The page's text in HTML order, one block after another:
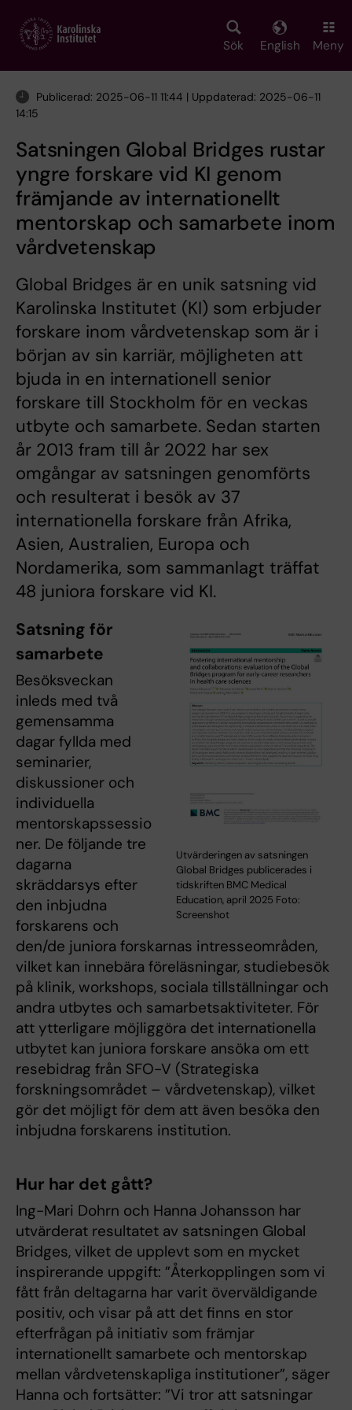
main
Sök English Meny
Publicerad: 2025-06-11 11:44 | Uppdaterad: 2025-06-11
14:15
Satsningen Global Bridges rustar
yngre forskare vid KI genom
främjande av internationellt
mentorskap och samarbete inom
vårdvetenskap
Global Bridges är en unik satsning vid
Karolinska Institutet (KI) som erbjuder
forskare inom vårdvetenskap som är i
början av sin karriär, möjligheten att
bjuda in en internationell senior
forskare till Stockholm för en veckas
utbyte och samarbete. Sedan starten
år 2013 fram till år 2022 har sex
omgångar av satsningen genomförts
och resulterat i besök av 37
internationella forskare från Afrika,
Asien, Australien, Europa och
Nordamerika, som sammanlagt träffat
48 juniora forskare vid KI.
Utvärderingen av satsningen
Global Bridges publicerades i
tidskriften BMC Medical
Education, april 2025 Foto:
Screenshot
Satsning för
samarbete
Besöksveckan
inleds med två
gemensamma
dagar fyllda med
seminarier,
diskussioner och
individuella
mentorskapssessio
ner. De följande tre
dagarna
skräddarsys efter
den inbjudna
forskarens och
den/de juniora forskarnas intresseområden,
vilket kan innebära föreläsningar, studiebesök
på klinik, workshops, sociala tillställningar och
andra utbytes och samarbetsaktiviteter. För
att ytterligare möjliggöra det internationella
utbytet kan juniora forskare ansöka om ett
resebidrag från SFO-V (Strategiska
forskningsområdet – vårdvetenskap), vilket
gör det möjligt för dem att även besöka den
inbjudna forskarens institution.
Hur har det gått?
Ing-Mari Dohrn och Hanna Johansson har
utvärderat resultatet av satsningen Global
Bridges, vilket de upplevt som en mycket
inspirerande uppgift: ”Återkopplingen som vi
fått från deltagarna har varit överväldigande
positiv, och visar på att det finns en stor
efterfrågan på initiativ som främjar
internationellt samarbete och mentorskap
mellan vårdvetenskapliga institutioner”, säger
Hanna och fortsätter: ”Vi tror att satsningar